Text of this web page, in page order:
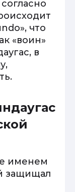
что
«воин»
в
именем
защищал